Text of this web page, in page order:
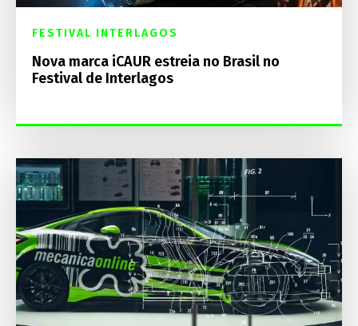
FESTIVAL INTERLAGOS
Nova marca iCAUR estreia no Brasil no
Festival de Interlagos